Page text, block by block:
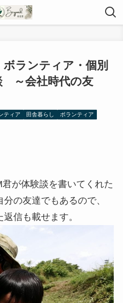
ボランティア・個別
～会社時代の友
ティア 田舎暮らし
ボランティア
が体験談を書いてくれた
の友達でもあるので、
信も載せます。